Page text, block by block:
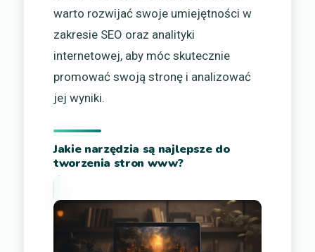
warto rozwijać swoje umiejętności w
zakresie SEO oraz analityki
internetowej, aby móc skutecznie
promować swoją stronę i analizować
jej wyniki.
Jakie narzędzia są najlepsze do
tworzenia stron www?